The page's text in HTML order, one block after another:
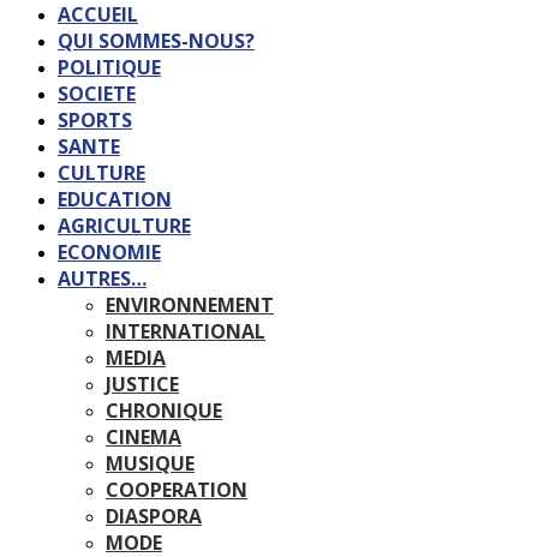
ACCUEIL
QUI SOMMES-NOUS?
POLITIQUE
SOCIETE
SPORTS
SANTE
CULTURE
EDUCATION
AGRICULTURE
ECONOMIE
AUTRES…
ENVIRONNEMENT
INTERNATIONAL
MEDIA
JUSTICE
CHRONIQUE
CINEMA
MUSIQUE
COOPERATION
DIASPORA
MODE